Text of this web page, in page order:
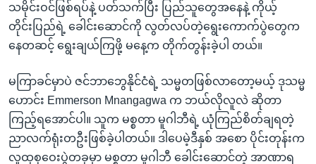
သမိုင်းဝင်ဖြစ်ရပ်နဲ့ ပတ်သက်ပြီး ပြည်သူတွေအနေနဲ့ ကိုယ့်
တိုင်းပြည်ရဲ့ ခေါင်းဆောင်ကို လွတ်လပ်တဲ့ရွေးကောက်ပွဲတွေက
နေတဆင့် ရွေးချယ်ကြဖို့ မနေ့က တိုက်တွန်းခဲ့ပါ တယ်။
မကြာခင်မှာပဲ ဇင်ဘာဘွေနိုင်ငံရဲ့ သမ္မတဖြစ်လာတော့မယ့် ဒုသမ္မ
ဟောင်း Emmerson Mnangagwa က ဘယ်လိုလူလဲ ဆိုတာ
ကြည့်ရအောင်ပါ။ သူက မစ္စတာ မူဂါဘီရဲ့ ယုံကြည်စိတ်ချရတဲ့
ညာလက်ရုံးတဦးဖြစ်ခဲ့ပါတယ်။ ဒါပေမဲ့ဒီနှစ် အစော ပိုင်းတုန်းက
လူထုစုဝေးပွဲတခုမှာ မစ္စတာ မူဂါဘီ ခေါင်းဆောင်တဲ့ အာဏာရ